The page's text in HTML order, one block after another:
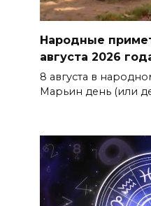
Народные
августа 2026
8 августа в
Марьин день (или